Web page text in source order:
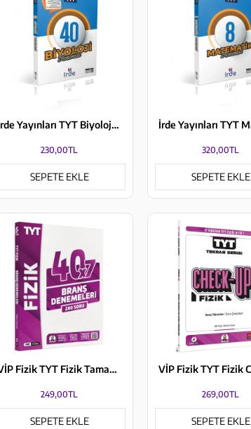
İrde Yayınları TYT Biyoloji 40 Denemesi
230,00TL
SEPETE EKLE
320,00TL
SEPETE EKLE
VİP Fizik TYT Fizik Tamamı Video Çözümlü 40x7 Branş Denemeleri VİP Fizik Yayınları
249,00TL
SEPETE EKLE
269,00TL
SEPETE EKLE